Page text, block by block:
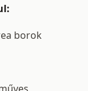
borok